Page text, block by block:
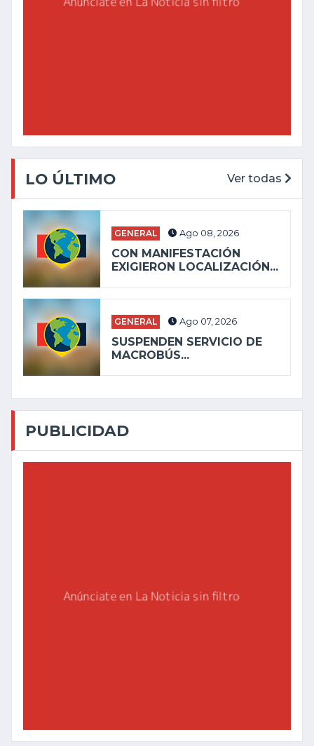
LO ÚLTIMO Ver todas
GENERAL Ago 08, 2026
CON MANIFESTACIÓN
EXIGIERON LOCALIZACIÓN...
GENERAL Ago 07, 2026
SUSPENDEN SERVICIO DE
MACROBÚS...
PUBLICIDAD